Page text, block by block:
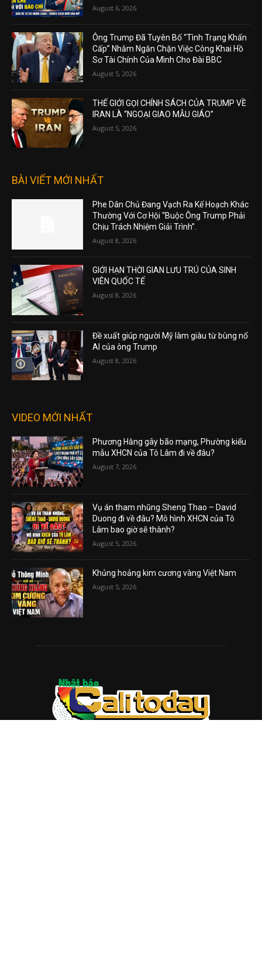
August 6, 2026
Ông Trump Đã Tuyên Bố “Tình Trạng Khẩn
Cấp” Nhằm Ngăn Chặn Việc Công Khai Hồ
Sơ Tài Chính Của Mình Cho Đài BBC
August 5, 2026
THẾ GIỚI GỌI CHÍNH SÁCH CỦA TRUMP VỀ
IRAN LÀ “NGOẠI GIAO MẪU GIÁO”
August 5, 2026
BÀI VIẾT MỚI NHẤT
Phe Dân Chủ Đang Vạch Ra Kế Hoạch Khác
Thường Với Cơ Hội “Buộc Ông Trump Phải
Chịu Trách Nhiệm Giải Trình”.
August 8, 2026
GIỚI HẠN THỜI GIAN LƯU TRÚ CỦA SINH
VIÊN QUỐC TẾ
August 8, 2026
Đề xuất giúp người Mỹ làm giàu từ bùng nổ
AI của ông Trump
August 8, 2026
VIDEO MỚI NHẤT
Phương Hằng gây bão mạng, Phường kiểu
mẫu XHCN của Tô Lâm đi về đâu?
August 7, 2026
Vụ án tham nhũng Sheng Thao – David
Duong đi về đâu? Mô hình XHCN của Tô
Lâm bao giờ sẽ thành?
August 5, 2026
Khủng hoảng kim cương vàng Việt Nam
August 5, 2026